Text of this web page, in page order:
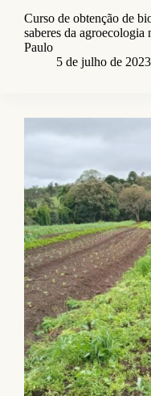
Curso de obtenção de
saberes da agroecologia
Paulo
5 de julho de 2023